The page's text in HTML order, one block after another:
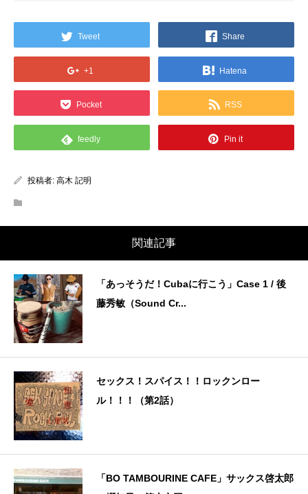
Tweet Share
+1 Hatena
Pocket RSS
feedly Pin it
投稿者: 高木 記明
関連記事
「あっそうだ！Cubaに行こう」Case 1 / 後
藤秀敏（Sound Cr...
セックス！スパイス！！ロックンロー
ル！！！（第2話）
「BO TAMBOURINE CAFE」サックス啓太郎